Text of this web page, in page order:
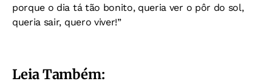
porque o dia tá tão bonito, queria ver o pôr do sol,
queria sair, quero viver!”
Leia Também: